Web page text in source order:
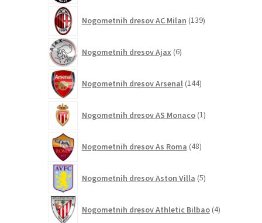
Nogometnih dresov AC Milan 139izdelkov
Nogometnih dresov Ajax 6izdelkov
Nogometnih dresov Arsenal 144izdelkov
Nogometnih dresov AS Monaco 1izdelek
Nogometnih dresov As Roma 48izdelkov
Nogometnih dresov Aston Villa 5izdelkov
Nogometnih dresov Athletic Bilbao 4izdelki